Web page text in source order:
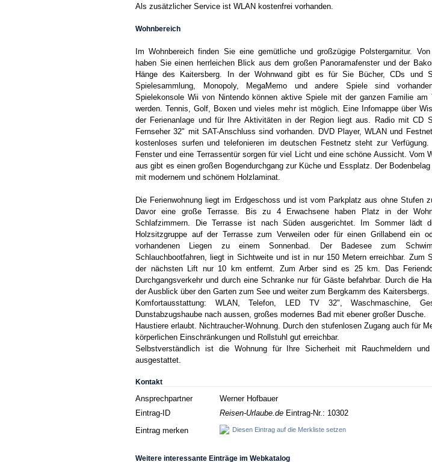
Als zusätzlicher Service ist WLAN kostenfrei vorhanden.
Wohnbereich
Im Wohnbereich finden Sie eine gemütliche und großzügige Polstergarnitur.
haben Sie einen herrleichen Blick aus dem großen Panoramafenster und der
Hänge des Kaitersberg. In der Wohnwand gibt es für Sie Bücher, CDs und
Spielesammlung, Monopoly, MegaMemo und andere Spiele sind
Spielekonsole Wii von Nintendo können aktive Spiele mit der ganzen Familie am
werden. Tennis, Golf, Boxen und vieles mehr ist möglich. Eine Infomappe über
der Ferienanlage und für Ihre Aktivitäten in der Region liegt aus. Radio mit CD
Fernseher 32" mit SAT-Anschluss sind vorhanden. DVD Player, WLAN und
kostenloses surfen und telefonieren im deutschen Festnetz steht zur
Fenster und eine Terrassentür sorgen für viel Licht und eine schöne Aussicht. Vom
aus gibt es einen großen Bogendurchgang zur Küche und Essplatz. Der
mit modernem und schönem Holzlaminat.
Die Ferienwohnung liegt im Erdgeschoss und ist vom Parkplatz aus ohne Stufen
Davor eine große Terrasse. Bis zu 4 Erwachsene haben Platz in der
Schlafzimmern. Die Terrasse ist nach Süden ausgerichtet. Im Sommer lädt
Holzsitzgruppe auf der Terrasse zum Verweilen oder für einen Grillabend ein
vorhandenen Liegen zu einem Sonnenbad. Der Badesee zum
Schlauchbootfahren, liegt in Sichtweite und ist in nur 150 Metern erreichbar. Zum
der nächsten Lift nur 10 km entfernt. Zum Arber sind es 25 km. Das
Durchgangsverkehr und durch eine Schranke nur für Gäste befahrbar. Durch die
der Ausblick über den Garten zum See und weiter zum Bergkamm des Kaitersbergs.
Komfortausstattung: WLAN, Telefon, LED TV 32", Waschmaschine,
Dunstabzugshaube nach aussen, großes modernes Bad mit ebener großer Dusche.
Haustiere erlaubt. Nichtraucher-Wohnung. Durch den stufenlosen Zugang auch für
körperlichen Einschränkungen und Rollstuhl gut erreichbar.
Selbstverständlich ist die Wohnung für Ihre Sicherheit mit Rauchmeldern und
ausgestattet.
Kontakt
Ansprechpartner
Werner Hofbauer
Eintrag-ID
Reisen-Urlaube.de Eintrag-Nr.: 10302
Eintrag merken
Diesen Eintrag auf die Merkliste setzen
Weitere interessante Einträge im Webkatalog